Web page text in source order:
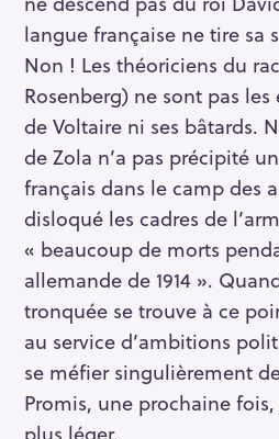
langue française ne tire sa
Non ! Les théoriciens du
Rosenberg) ne sont pas
de Voltaire ni ses bâtards.
de Zola n’a pas précipité
français dans le camp des
disloqué les cadres de
« beaucoup de morts
allemande de 1914 ».
tronquée se trouve à ce
au service d’ambitions
se méfier singulièrement
Promis, une prochaine